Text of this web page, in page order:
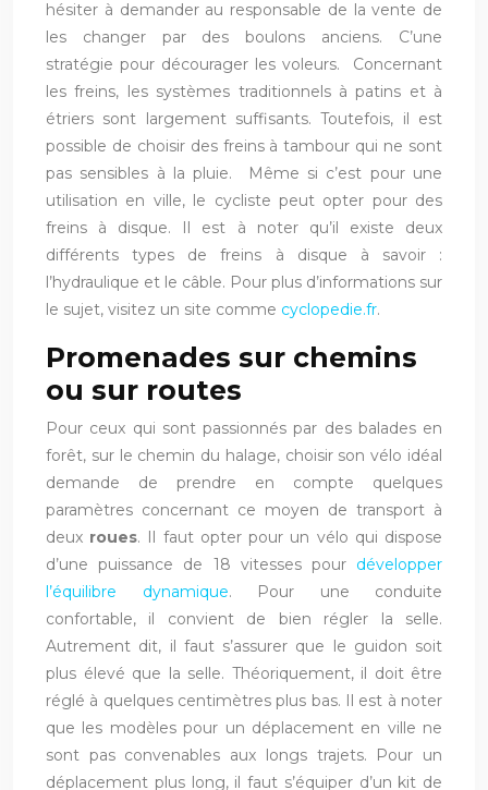
hésiter à demander au responsable de la vente de
les changer par des boulons anciens. C’une
stratégie pour décourager les voleurs. Concernant
les freins, les systèmes traditionnels à patins et à
étriers sont largement suffisants. Toutefois, il est
possible de choisir des freins à tambour qui ne sont
pas sensibles à la pluie. Même si c’est pour une
utilisation en ville, le cycliste peut opter pour des
freins à disque. Il est à noter qu’il existe deux
différents types de freins à disque à savoir :
l’hydraulique et le câble. Pour plus d’informations sur
le sujet, visitez un site comme cyclopedie.fr.
Promenades sur chemins
ou sur routes
Pour ceux qui sont passionnés par des balades en
forêt, sur le chemin du halage, choisir son vélo idéal
demande de prendre en compte quelques
paramètres concernant ce moyen de transport à
deux roues. Il faut opter pour un vélo qui dispose
d’une puissance de 18 vitesses pour développer
l’équilibre dynamique. Pour une conduite
confortable, il convient de bien régler la selle.
Autrement dit, il faut s’assurer que le guidon soit
plus élevé que la selle. Théoriquement, il doit être
réglé à quelques centimètres plus bas. Il est à noter
que les modèles pour un déplacement en ville ne
sont pas convenables aux longs trajets. Pour un
déplacement plus long, il faut s’équiper d’un kit de